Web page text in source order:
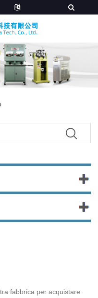
fabbrica per acquistare